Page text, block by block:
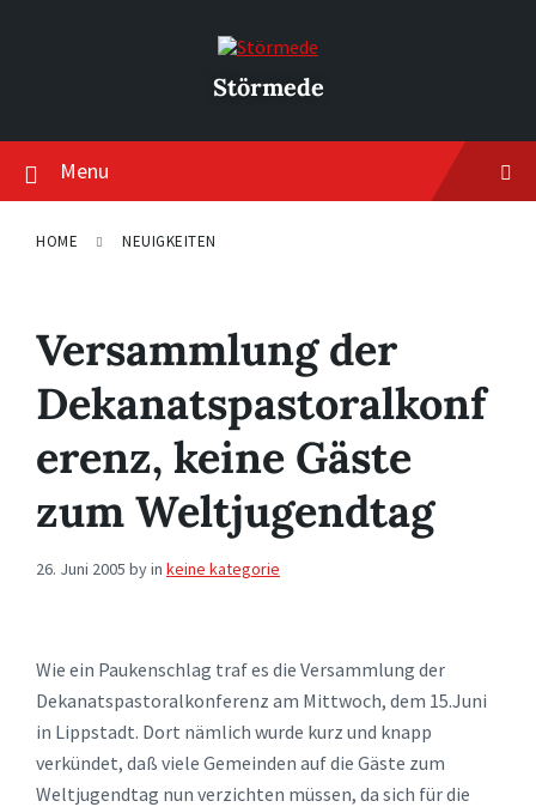
Störmede
Menu
HOME NEUIGKEITEN
Versammlung der
Dekanatspastoralkonf
erenz, keine Gäste
zum Weltjugendtag
26. Juni 2005 byin keine kategorie
Wie ein Paukenschlag traf es die Versammlung der
Dekanatspastoralkonferenz am Mittwoch, dem 15.Juni
in Lippstadt. Dort nämlich wurde kurz und knapp
verkündet, daß viele Gemeinden auf die Gäste zum
Weltjugendtag nun verzichten müssen, da sich für die